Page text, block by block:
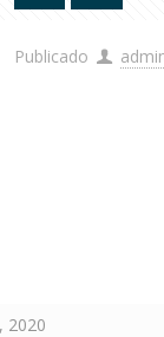
Publicado
2020